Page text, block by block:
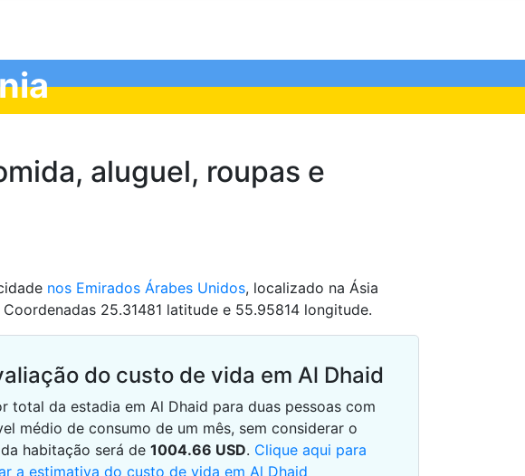
aluguel, roupas e
nos Emirados Árabes Unidos, localizado na Ásia
Coordenadas 25.31481 latitude e 55.95814 longitude.
do custo de vida em Al Dhaid
total da estadia em Al Dhaid para duas pessoas com
médio de consumo de um mês, sem considerar o
habitação será de 1004.66 USD. Clique aqui para
a estimativa do custo de vida em Al Dhaid